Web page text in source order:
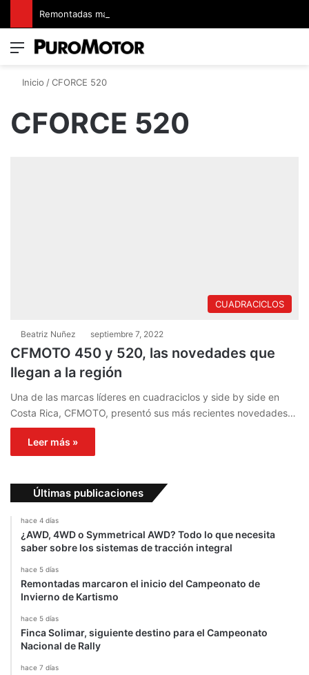
Menú
Inicio /CFORCE 520
CFORCE 520
CUADRACICLOS
Beatriz Nuñez septiembre 7, 2022
CFMOTO 450 y 520, las novedades que
llegan a la región
Una de las marcas líderes en cuadraciclos y side by side en
Costa Rica, CFMOTO, presentó sus más recientes novedades…
Leer más »
Últimas publicaciones
hace 4 días
¿AWD, 4WD o Symmetrical AWD? Todo lo que necesita
saber sobre los sistemas de tracción integral
hace 5 días
Remontadas marcaron el inicio del Campeonato de
Invierno de Kartismo
hace 5 días
Finca Solimar, siguiente destino para el Campeonato
Nacional de Rally
hace 7 días